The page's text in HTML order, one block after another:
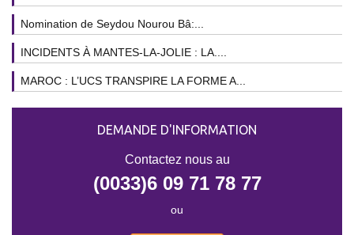
Nomination de Seydou Nourou Bâ:...
INCIDENTS À MANTES-LA-JOLIE : LA....
MAROC : L’UCS TRANSPIRE LA FORME A...
DEMANDE D'INFORMATION
Contactez nous au
(0033)6 09 71 78 77
ou